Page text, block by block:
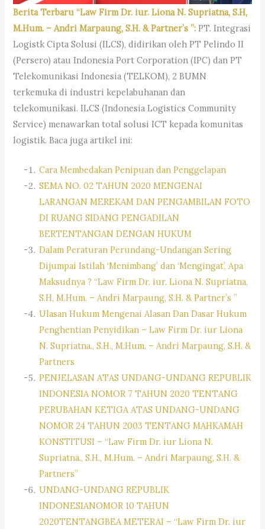
Berita Terbaru “Law Firm Dr. iur. Liona N. Supriatna, S.H,
M.Hum. – Andri Marpaung, S.H. & Partner’s ”: PT. Integrasi
Logistk Cipta Solusi (ILCS), didirikan oleh PT Pelindo II
(Persero) atau Indonesia Port Corporation (IPC) dan PT
Telekomunikasi Indonesia (TELKOM), 2 BUMN
terkemuka di industri kepelabuhanan dan
telekomunikasi. ILCS (Indonesia Logistics Community
Service) menawarkan total solusi ICT kepada komunitas
logistik. Baca juga artikel ini:
Cara Membedakan Penipuan dan Penggelapan
SEMA NO. 02 TAHUN 2020 MENGENAI
LARANGAN MEREKAM DAN PENGAMBILAN FOTO
DI RUANG SIDANG PENGADILAN
BERTENTANGAN DENGAN HUKUM
Dalam Peraturan Perundang-Undangan Sering
Dijumpai Istilah ‘Menimbang’ dan ‘Mengingat’, Apa
Maksudnya ? “Law Firm Dr. iur. Liona N. Supriatna,
S.H, M.Hum. – Andri Marpaung, S.H. & Partner’s ”
Ulasan Hukum Mengenai Alasan Dan Dasar Hukum
Penghentian Penyidikan – Law Firm Dr. iur Liona
N. Supriatna., S.H., M.Hum. – Andri Marpaung, S.H. &
Partners
PENJELASAN ATAS UNDANG-UNDANG REPUBLIK
INDONESIA NOMOR 7 TAHUN 2020 TENTANG
PERUBAHAN KETIGA ATAS UNDANG-UNDANG
NOMOR 24 TAHUN 2003 TENTANG MAHKAMAH
KONSTITUSI – “Law Firm Dr. iur Liona N.
Supriatna., S.H., M.Hum. – Andri Marpaung, S.H. &
Partners”
UNDANG-UNDANG REPUBLIK
INDONESIANOMOR 10 TAHUN
2020TENTANGBEA METERAI – “Law Firm Dr. iur